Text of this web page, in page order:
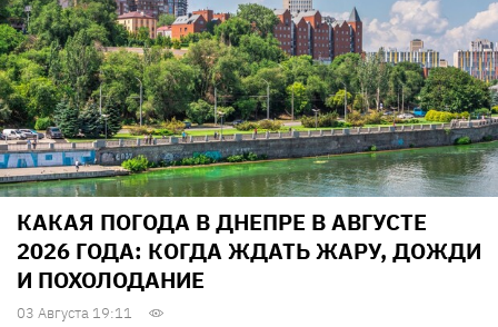
КАКАЯ ПОГОДА В ДНЕПРЕ В АВГУСТЕ
2026 ГОДА: КОГДА ЖДАТЬ ЖАРУ, ДОЖДИ
И ПОХОЛОДАНИЕ
03 Августа 19:11